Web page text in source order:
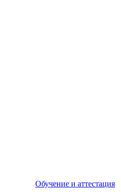
Обучение и аттестация